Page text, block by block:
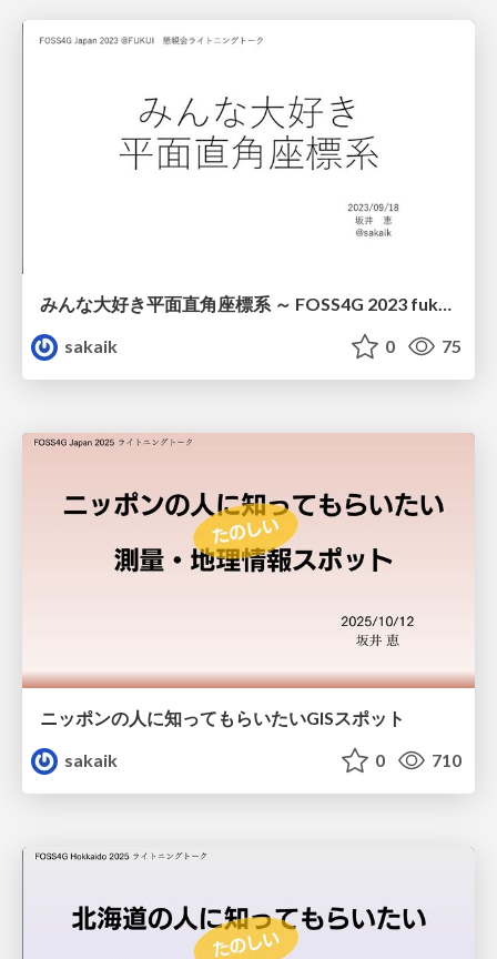
みんな大好き平面直角座標系 ～ FOSS4G 2023 fukui LT / we_love_jprcs
sakaik
0 75
ニッポンの人に知ってもらいたいGISスポット
sakaik
0 710